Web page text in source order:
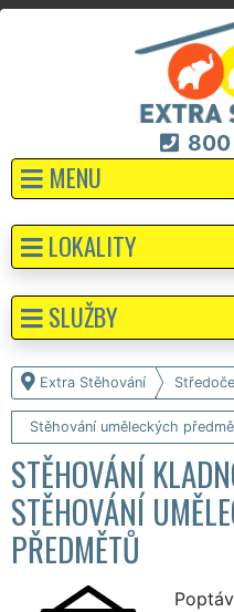
800
MENU
Extra Stěhování
Stěhování uměleckých
STĚHOVÁNÍ
STĚHOVÁNÍ
PŘEDMĚTŮ
LOKALITY
SLUŽBY